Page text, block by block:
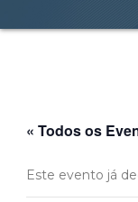
« Todos os
Este evento já